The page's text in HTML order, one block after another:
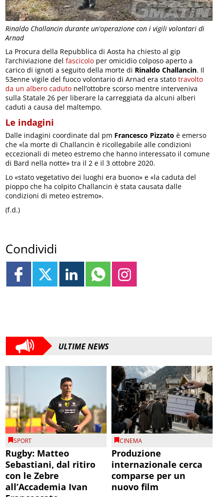
Rinaldo Challancin durante un'operazione con i vigili volontari di
Arnad
La Procura della Repubblica di Aosta ha chiesto al gip
l’archiviazione delfascicolo per omicidio colposo aperto a
carico di ignoti a seguito della morte di Rinaldo Challancin. Il
53enne vigile del fuoco volontario di Arnad era statotravolto
da un albero caduto nell’ottobre scorso mentre interveniva
sulla Statale 26 per liberare la carreggiata da alcuni alberi
caduti a causa del maltempo.
Le indagini
Dalle indagini coordinate dal pm Francesco Pizzato è emerso
che «la morte di Challancin è ricollegabile alle condizioni
eccezionali di meteo estremo che hanno interessato il comune
di Bard nella notte» tra il 2 e il 3 ottobre 2020.
Lo «stato vegetativo dei luoghi era buono» e «la caduta del
pioppo che ha colpito Challancin è stata causata dalle
condizioni di meteo estremo».
(f.d.)
Condividi
ULTIME NEWS
SPORT
Rugby: Matteo
Sebastiani, dal ritiro
con le Zebre
all’Accademia Ivan
CINEMA
Produzione
internazionale cerca
comparse per un
nuovo film